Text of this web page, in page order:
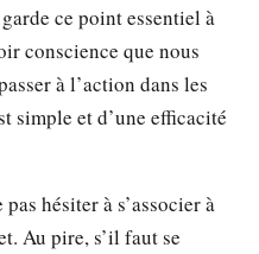
ce point essentiel à
conscience que nous
à l’action dans les
simple et d’une efficacité
hésiter à s’associer à
Au pire, s’il faut se